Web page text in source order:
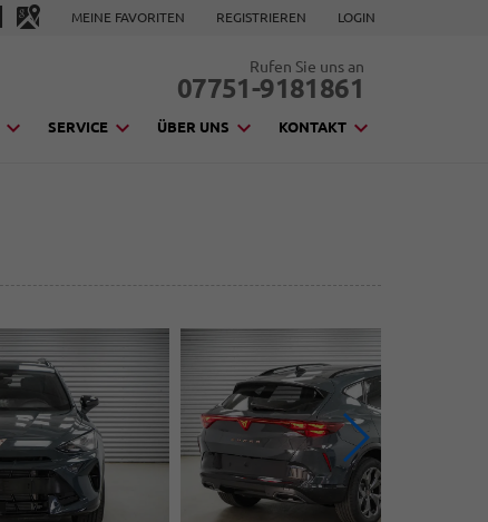
MEINE FAVORITEN REGISTRIEREN LOGIN
Rufen Sie uns an
07751-9181861
SERVICE ÜBER UNS KONTAKT